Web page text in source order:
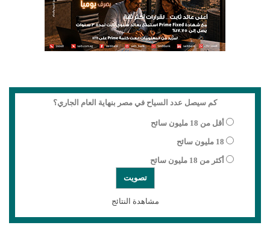
كم سيصل عدد السياح في مصر بنهاية العام الجاري؟
أقل من 18 مليون سائح
18 مليون سائح
أكثر من 18 مليون سائح
مشاهدة النتائج